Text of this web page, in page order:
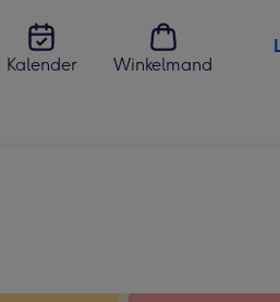
Kalender
Winkelmand